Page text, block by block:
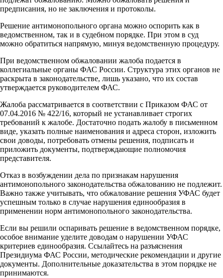
предписания, но не заключения и протоколы.
Решение антимонопольного органа можно оспорить как в
ведомственном, так и в судебном порядке. При этом в суд
можно обратиться напрямую, минуя ведомственную процедуру.
При ведомственном обжаловании жалоба подается в
коллегиальные органы ФАС России. Структура этих органов не
раскрыта в законодательстве, лишь указано, что их состав
утверждается руководителем ФАС.
Жалоба рассматривается в соответствии с Приказом ФАС от
07.04.2016 № 422/16, который не устанавливает строгих
требований к жалобе. Достаточно подать жалобу в письменном
виде, указать полные наименования и адреса сторон, изложить
свои доводы, потребовать отмены решения, подписать и
приложить документы, подтверждающие полномочия
представителя.
Отказ в возбуждении дела по признакам нарушения
антимонопольного законодательства обжалованию не подлежит.
Важно также учитывать, что обжалование решения УФАС будет
успешным только в случае нарушения единообразия в
применении норм антимонопольного законодательства.
Если вы решили оспаривать решение в ведомственном порядке,
особое внимание уделите доводам о нарушении УФАС
критериев единообразия. Ссылайтесь на разъяснения
Президиума ФАС России, методические рекомендации и другие
документы. Дополнительные доказательства в этом порядке не
принимаются.